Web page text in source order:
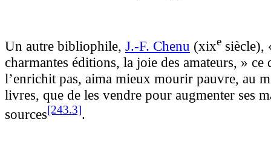
Un autre bibliophile, J.-F. Chenu (xixe siècle),
charmantes éditions, la joie des amateurs, » ce
l’enrichit pas, aima mieux mourir pauvre, au
livres, que de les vendre pour augmenter ses
sources[243.3].